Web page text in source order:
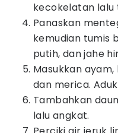
kecokelatan lalu
Panaskan
kemudian tumis
putih, dan jahe
Masukkan
dan merica.
Tambahkan
lalu angkat.